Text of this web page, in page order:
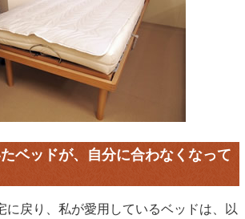
ベッドが、自分に合わなくなって
に戻り、私が愛用しているベッドは、以